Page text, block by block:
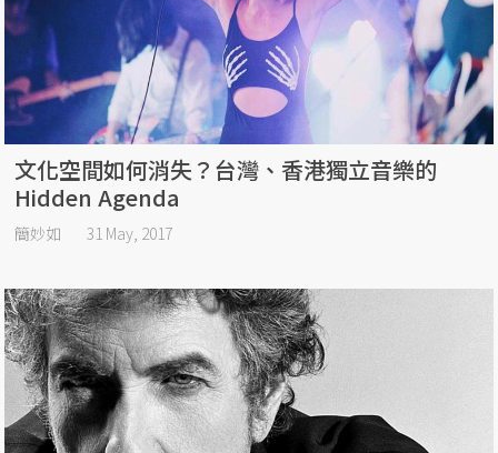
文化空間如何消失？台灣、香港獨立音樂的
Hidden Agenda
簡妙如 31 May, 2017